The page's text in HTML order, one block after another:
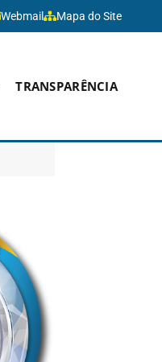
Webmail Mapa do Site
TRANSPARÊNCIA